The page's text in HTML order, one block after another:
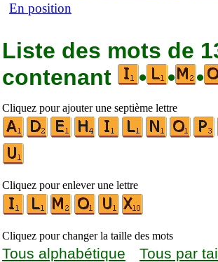
En position
Liste des mots de
contenant
• • •
Cliquez pour ajouter une septième lettre
Cliquez pour enlever une lettre
Cliquez pour changer la taille des mots
Tous alphabétique Tous par